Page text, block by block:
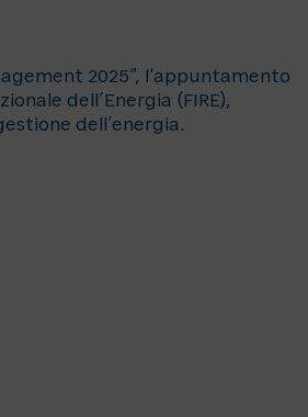
2025”, l’appuntamento
dell’Energia (FIRE),
dell’energia.